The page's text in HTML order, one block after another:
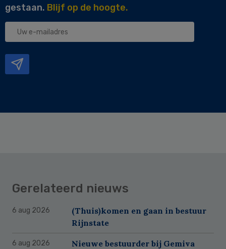
gestaan. Blijf op de hoogte.
Uw
Gerelateerd nieuws
6 aug 2026
(Thuis)komen en gaan in bestuur
Rijnstate
6 aug 2026 Nieuwe bestuurder bij Gemiva